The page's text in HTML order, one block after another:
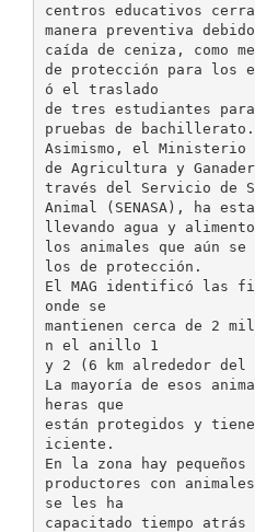
centros educativos
manera preventiva
caída de ceniza, como
de protección para los
ó el traslado
de tres estudiantes
pruebas de bachillerato.
Asimismo, el Ministerio
de Agricultura y
través del Servicio de
Animal (SENASA), ha
llevando agua y
los animales que aún
los de protección.
El MAG identificó las
onde se
mantienen cerca de 2
n el anillo 1
y 2 (6 km alrededor
La mayoría de esos
heras que
están protegidos y
iciente.
En la zona hay pequeños
productores con
se les ha
capacitado tiempo atrás